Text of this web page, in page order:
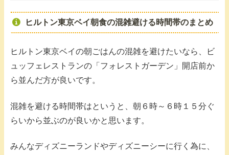
ヒルトン東京ベイ朝食の混雑避ける時間帯のまとめ
ヒルトン東京ベイの朝ごはんの混雑を避けたいなら、ビ
ュッフェレストランの「フォレストガーデン」開店前か
ら並んだ方が良いです。
混雑を避ける時間帯はというと、朝６時～６時１５分ぐ
らいから並ぶのが良いかと思います。
みんなディズニーランドやディズニーシーに行く為に、